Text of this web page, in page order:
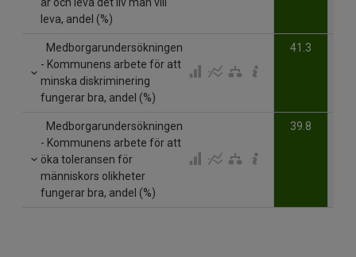
leva, andel (%)
Medborgarundersökningen
- Kommunens arbete för att
minska diskriminering
fungerar bra, andel (%)
41.3
Medborgarundersökningen
- Kommunens arbete för att
öka toleransen för
människors olikheter
fungerar bra, andel (%)
39.8